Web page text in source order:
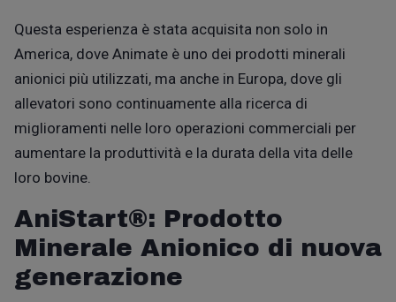
Questa esperienza è stata acquisita non solo in
America, dove Animate è uno dei prodotti minerali
anionici più utilizzati, ma anche in Europa, dove gli
allevatori sono continuamente alla ricerca di
miglioramenti nelle loro operazioni commerciali per
aumentare la produttività e la durata della vita delle
loro bovine.
AniStart®: Prodotto
Minerale Anionico di nuova
generazione